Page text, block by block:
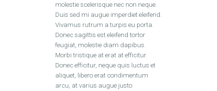
molestie scelerisque nec non neque.
Duis sed mi augue imperdiet eleifend.
Vivamus rutrum a turpis eu porta.
Donec sagittis est eleifend tortor
feugiat, molestie diam dapibus.
Morbi tristique at erat at efficitur.
Donec efficitur, neque quis luctus et
aliquet, libero erat condimentum
arcu, at varius augue justo